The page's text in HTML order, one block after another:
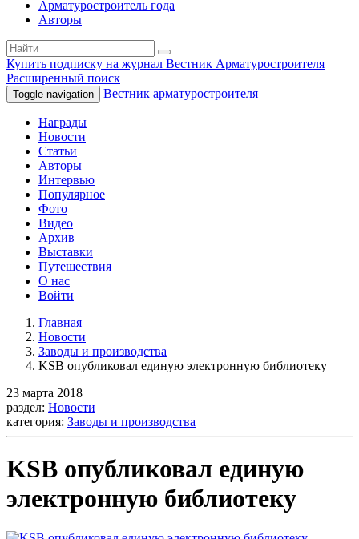
Арматуростроитель года
Авторы
Купить подписку на журнал Вестник Арматуростроителя
Расширенный поиск
Toggle navigation Вестник арматуростроителя
Награды
Новости
Статьи
Авторы
Интервью
Популярное
Фото
Видео
Архив
Выставки
Путешествия
О нас
Войти
Главная
Новости
Заводы и производства
KSB опубликовал единую электронную библиотеку
23 марта 2018
раздел: Новости
категория: Заводы и производства
KSB опубликовал единую
электронную библиотеку